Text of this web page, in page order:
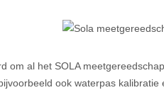
om al het SOLA
ook waterpas kalibratie